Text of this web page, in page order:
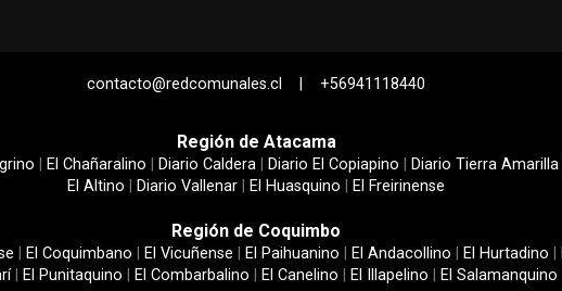
contacto@redcomunales.cl | +56941118440
Región de Atacama
El Chañaralino Diario Caldera Diario El Copiapino Diario Tierra Amarilla
El Altino
Diario Vallenar El Huasquino El Freirinense
Región de Coquimbo
El Coquimbano El Vicuñense El Paihuanino El Andacollino El Hurtadino
| El Punitaquino El Combarbalino El Canelino El Illapelino El Salamanquino